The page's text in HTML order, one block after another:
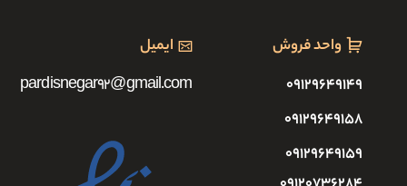
واحد فروش
۰۹۱۲۹۶۴۹۱۴۹
۰۹۱۲۹۶۴۹۱۵۸
۰۹۱۲۹۶۴۹۱۵۹
ایمیل
pardisnegar92@gmail.com